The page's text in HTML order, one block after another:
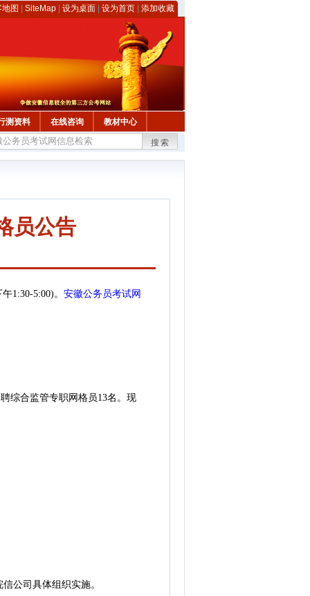
图 SiteMap 设为桌面 设为首页 添加收藏
测资料 在线咨询 教材中心
搜索
员公告
1:30-5:00)。 安徽公务员考试网
综合监管专职网格员13名。现
公司具体组织实施。